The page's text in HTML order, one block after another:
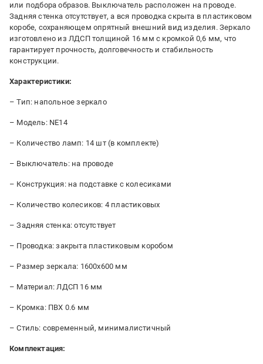
или подбора образов. Выключатель расположен на проводе.
Задняя стенка отсутствует, а вся проводка скрыта в пластиковом
коробе, сохраняющем опрятный внешний вид изделия. Зеркало
изготовлено из ЛДСП толщиной 16 мм с кромкой 0,6 мм, что
гарантирует прочность, долговечность и стабильность
конструкции.
Характеристики:
– Тип: напольное зеркало
– Модель: NE14
– Количество ламп: 14 шт (в комплекте)
– Выключатель: на проводе
– Конструкция: на подставке с колесиками
– Количество колесиков: 4 пластиковых
– Задняя стенка: отсутствует
– Проводка: закрыта пластиковым коробом
– Размер зеркала: 1600x600 мм
– Материал: ЛДСП 16 мм
– Кромка: ПВХ 0.6 мм
– Стиль: современный, минималистичный
Комплектация: